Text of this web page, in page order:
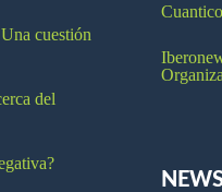
cuestión
del